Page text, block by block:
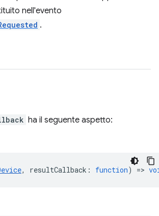
nell'evento
.
ha il seguente aspetto:
, resultCallback : function) =>